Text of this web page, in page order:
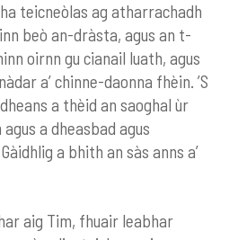
teicneòlas ag atharrachadh
beò an-dràsta, agus an t-
oirnn gu cianail luath, agus
a’ chinne-daonna fhèin. ’S
a thèid an saoghal ùr
a dheasbad agus
a bhith an sàs anns a’
aig Tim, fhuair leabhar